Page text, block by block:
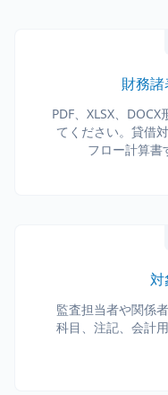
財務
PDF、XLSX、
てください。貸借
フロー計算書
対
監査担当者や関係
科目、注記、会計